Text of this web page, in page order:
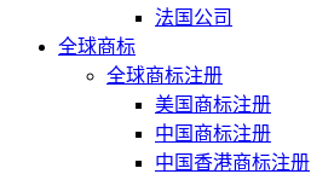
法国公司
全球商标
全球商标注册
美国商标注册
中国商标注册
中国香港商标注册